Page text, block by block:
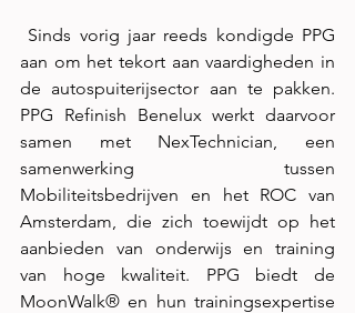
Sinds vorig jaar reeds kondigde PPG
aan om het tekort aan vaardigheden in
de autospuiterijsector aan te pakken.
PPG Refinish Benelux werkt daarvoor
samen met NexTechnician, een
samenwerking tussen
Mobiliteitsbedrijven en het ROC van
Amsterdam, die zich toewijdt op het
aanbieden van onderwijs en training
van hoge kwaliteit. PPG biedt de
MoonWalk® en hun trainingsexpertise